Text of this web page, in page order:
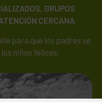
GRUPOS
CERCANA
para que los padres se
niños felices.